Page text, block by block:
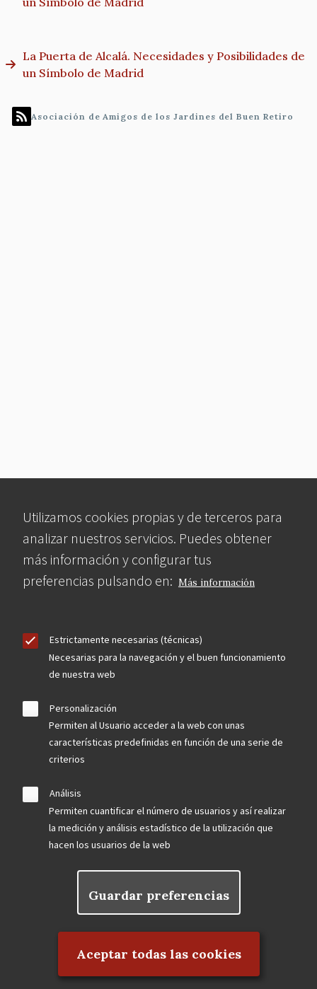
Utilizamos cookies propias y de terceros para
analizar nuestros servicios. Puedes obtener
más información y configurar tus
preferencias pulsando en: Más información
Estrictamente necesarias (técnicas)
Necesarias para la navegación y el buen funcionamiento
de nuestra web
Personalización
Permiten al Usuario acceder a la web con unas
características predefinidas en función de una serie de
criterios
Análisis
Permiten cuantificar el número de usuarios y así realizar
la medición y análisis estadístico de la utilización que
hacen los usuarios de la web
Guardar preferencias
Aceptar todas las cookies
La Puerta de Alcalá. Necesidades y Posibilidades de
un Símbolo de Madrid
Asociación de Amigos de los Jardines del Buen Retiro